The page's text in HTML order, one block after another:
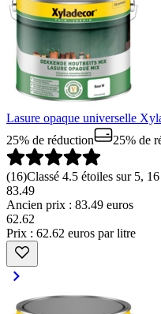
Lasure opaque universelle
25% de réduction
25% de
(16)Classé 4.5 étoiles sur 5,
83.49
Ancien prix : 83.49 euros
62.62
Prix : 62.62 euros par litre